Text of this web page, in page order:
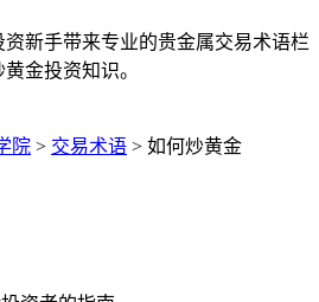
新手带来专业的贵金属交易术语栏
金投资知识。
院 > 交易术语 > 如何炒黄金